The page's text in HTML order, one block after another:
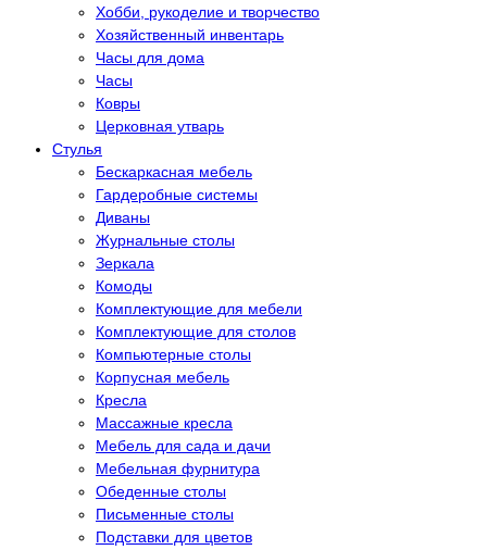
Хобби, рукоделие и творчество
Хозяйственный инвентарь
Часы для дома
Часы
Ковры
Церковная утварь
Стулья
Бескаркасная мебель
Гардеробные системы
Диваны
Журнальные столы
Зеркала
Комоды
Комплектующие для мебели
Комплектующие для столов
Компьютерные столы
Корпусная мебель
Кресла
Массажные кресла
Мебель для сада и дачи
Мебельная фурнитура
Обеденные столы
Письменные столы
Подставки для цветов